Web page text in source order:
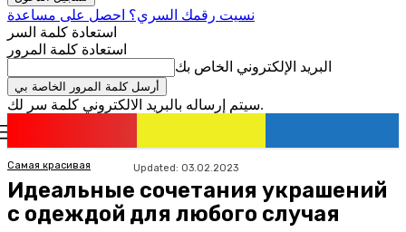
نسيت رقمك السري؟ احصل على مساعدة
استعادة كلمة السر
استعادة كلمة المرور
البريد الإلكتروني الخاص بك
سيتم إرساله بالبريد الالكتروني كلمة سر لك.
Самая красивая Updated: 03.02.2023
Идеальные сочетания украшений
с одеждой для любого случая